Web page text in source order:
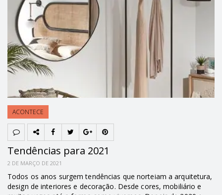
ACONTECE
Tendências para 2021
2 DE MARÇO DE 2021
Todos os anos surgem tendências que norteiam a arquitetura,
design de interiores e decoração. Desde cores, mobiliário e